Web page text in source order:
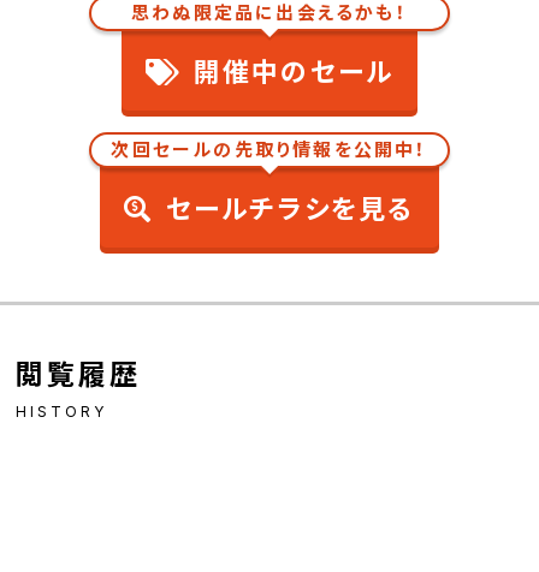
思わぬ限定品に出会えるかも！
開催中のセール
次回セールの先取り情報を公開中！
セールチラシを見る
閲覧履歴
HISTORY